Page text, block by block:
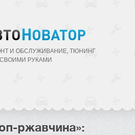
И ОБСЛУЖИВАНИЕ, ТЮНИНГ
РУКАМИ
ржавчина»: